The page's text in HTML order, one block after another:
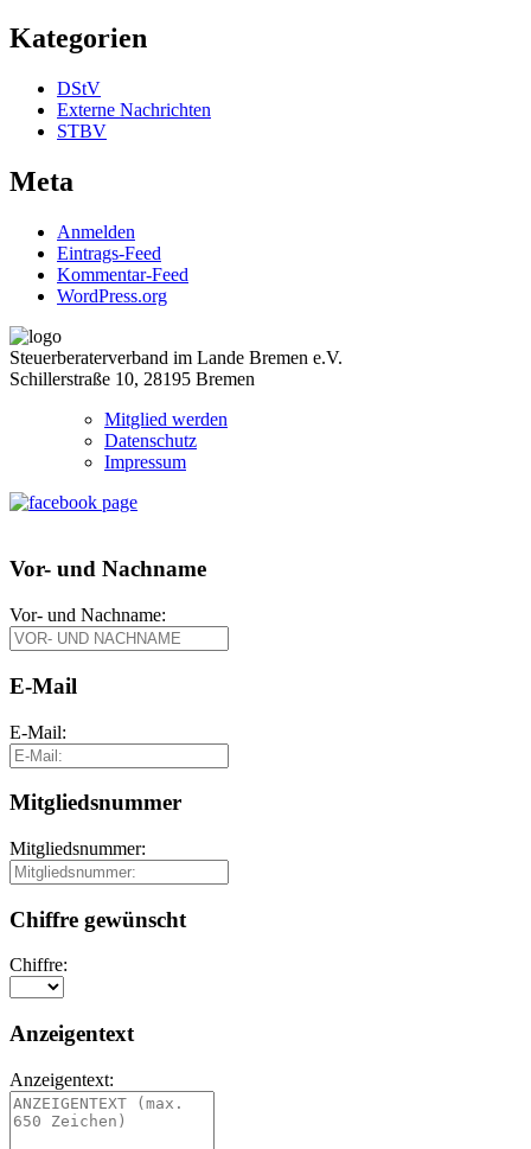
Kategorien
DStV
Externe Nachrichten
STBV
Meta
Anmelden
Eintrags-Feed
Kommentar-Feed
WordPress.org
Steuerberaterverband im Lande Bremen e.V.
Schillerstraße 10, 28195 Bremen
Mitglied werden
Datenschutz
Impressum
Vor- und Nachname
Vor- und Nachname:
E-Mail
E-Mail:
Mitgliedsnummer
Mitgliedsnummer:
Chiffre gewünscht
Chiffre:
Anzeigentext
Anzeigentext: